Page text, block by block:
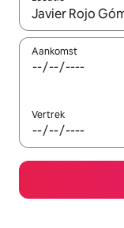
Wanneer er
Aankomst
Vertrek